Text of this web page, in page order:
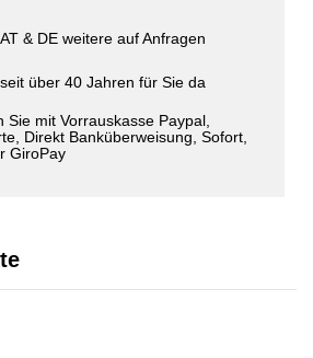
& DE weitere auf Anfragen
über 40 Jahren für Sie da
Sie mit Vorrauskasse Paypal,
Direkt Banküberweisung, Sofort,
GiroPay